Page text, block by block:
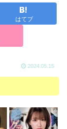
はてブ
2024.05.15